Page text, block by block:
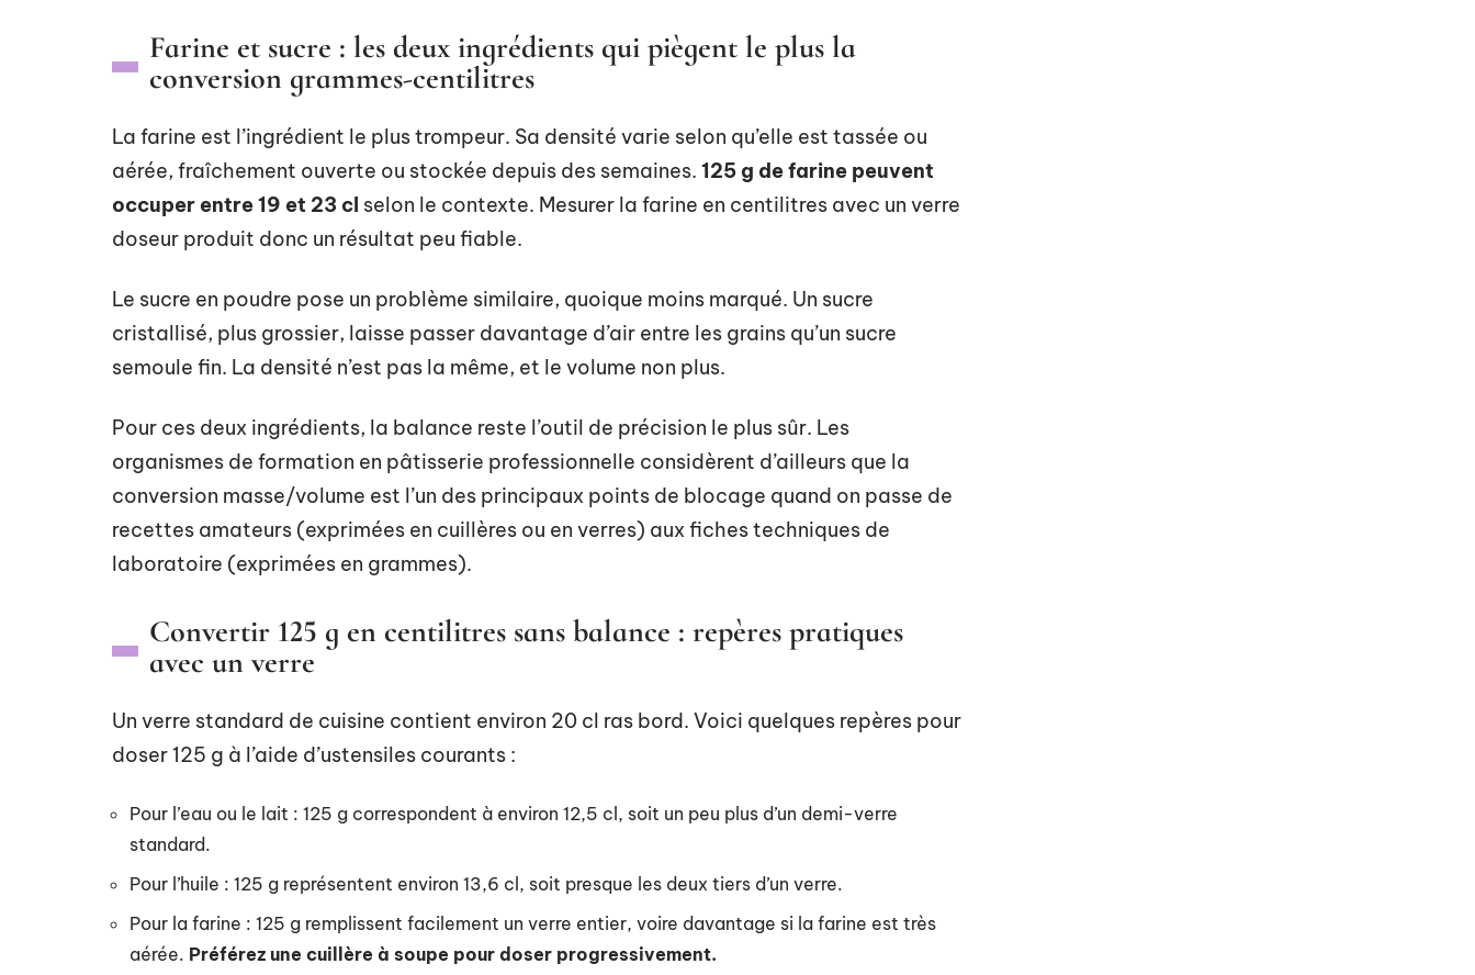
Farine et sucre : les deux ingrédients qui piègent le plus la
conversion grammes-centilitres
La farine est l’ingrédient le plus trompeur. Sa densité varie selon qu’elle est tassée ou
aérée, fraîchement ouverte ou stockée depuis des semaines. 125 g de farine peuvent
occuper entre 19 et 23 cl selon le contexte. Mesurer la farine en centilitres avec un verre
doseur produit donc un résultat peu fiable.
Le sucre en poudre pose un problème similaire, quoique moins marqué. Un sucre
cristallisé, plus grossier, laisse passer davantage d’air entre les grains qu’un sucre
semoule fin. La densité n’est pas la même, et le volume non plus.
Pour ces deux ingrédients, la balance reste l’outil de précision le plus sûr. Les
organismes de formation en pâtisserie professionnelle considèrent d’ailleurs que la
conversion masse/volume est l’un des principaux points de blocage quand on passe de
recettes amateurs (exprimées en cuillères ou en verres) aux fiches techniques de
laboratoire (exprimées en grammes).
Convertir 125 g en centilitres sans balance : repères pratiques
avec un verre
Un verre standard de cuisine contient environ 20 cl ras bord. Voici quelques repères pour
doser 125 g à l’aide d’ustensiles courants :
Pour l’eau ou le lait : 125 g correspondent à environ 12,5 cl, soit un peu plus d’un demi-verre
standard.
Pour l’huile : 125 g représentent environ 13,6 cl, soit presque les deux tiers d’un verre.
Pour la farine : 125 g remplissent facilement un verre entier, voire davantage si la farine est très
aérée. Préférez une cuillère à soupe pour doser progressivement.